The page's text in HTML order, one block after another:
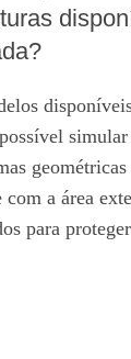
simular
a área
para